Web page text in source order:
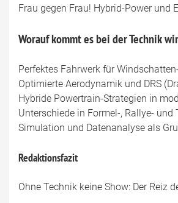
Frau gegen Frau! Hybrid-Power
Worauf kommt es bei der Technik
Perfektes Fahrwerk für
Optimierte Aerodynamik und DRS
Hybride Powertrain-Strategien in
Unterschiede in Formel-, Rallye-
Simulation und Datenanalyse als
Redaktionsfazit
Ohne Technik keine Show: Der Reiz